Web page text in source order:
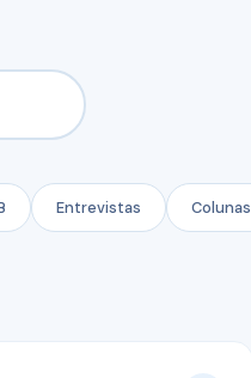
Entrevistas Colunas